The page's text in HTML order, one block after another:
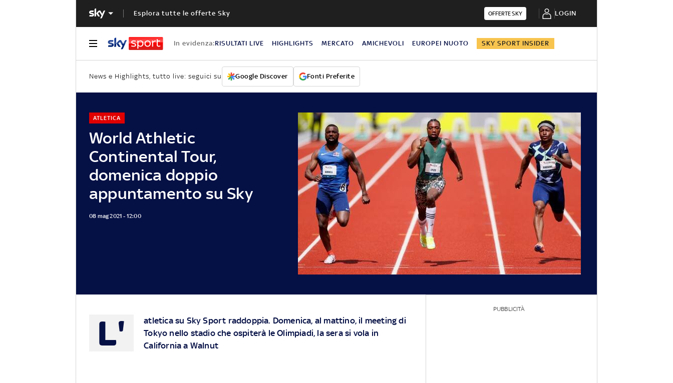
Esplora tutte le offerte Sky OFFERTE SKY LOGIN
In evidenza:RISULTATI LIVE HIGHLIGHTS MERCATO AMICHEVOLI EUROPEI NUOTO SKY SPORT INSIDER
News e Highlights, tutto live: seguici su Google Discover Fonti Preferite
World Athletic
Continental Tour,
domenica doppio
appuntamento su Sky
ATLETICA
08 mag 2021 - 12:00
L'
atletica su Sky Sport raddoppia. Domenica, al mattino, il meeting di
Tokyo nello stadio che ospiterà le Olimpiadi, la sera si vola in
California a Walnut
PUBBLICITÀ